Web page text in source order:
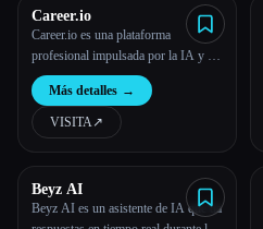
Career.io
Career.io es una plataforma
profesional impulsada por la IA y el
ser humano.
Más detalles →
VISITA↗︎
Beyz AI
Beyz AI es un asistente de IA que da